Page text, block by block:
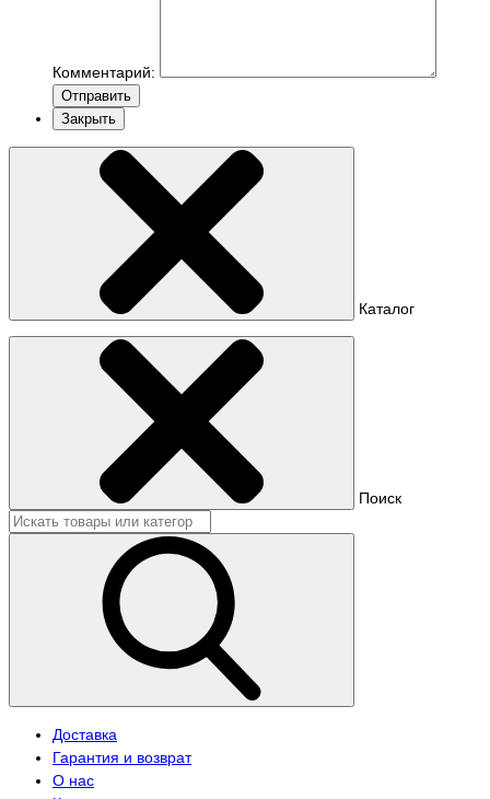
Комментарий:
Отправить
Закрыть
Каталог
Поиск
Доставка
Гарантия и возврат
О нас